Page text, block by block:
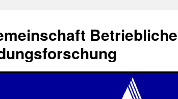
Betriebliche